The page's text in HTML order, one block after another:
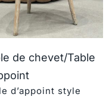
de chevet/Table
d’appoint style